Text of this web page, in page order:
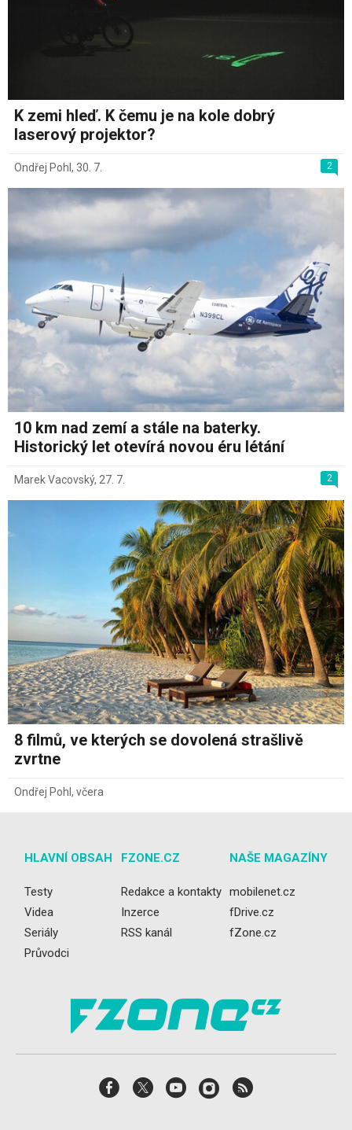
K zemi hleď. K čemu je na kole dobrý
laserový projektor?
2
Ondřej Pohl , 30. 7.
10 km nad zemí a stále na baterky.
Historický let otevírá novou éru létání
2
Marek Vacovský, 27. 7.
8 filmů, ve kterých se dovolená strašlivě
zvrtne
Ondřej Pohl , včera
HLAVNÍ OBSAH
Testy
Videa
Seriály
Průvodci
FZONE.CZ
Redakce a kontakty
Inzerce
RSS kanál
NAŠE MAGAZÍNY
mobilenet.cz
fDrive.cz
fZone.cz